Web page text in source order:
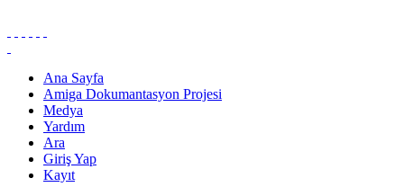
Ana Sayfa
Amiga Dokumantasyon Projesi
Medya
Yardım
Ara
Giriş Yap
Kayıt